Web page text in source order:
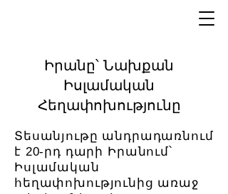
Իրանը՝ Նախքան
Իսլամական
Հեղափոխությունը
Տեսանյութը անդրադառնում
է 20-րդ դարի Իրանում՝
Իսլամական
հեղափոխությունից առաջ